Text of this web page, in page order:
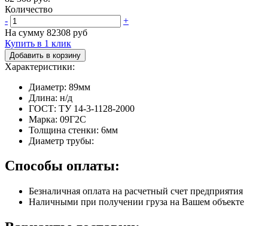
Количество
-
+
На сумму 82308 руб
Купить в 1 клик
Добавить в корзину
Характеристики:
Диаметр: 89мм
Длина: н/д
ГОСТ: ТУ 14-3-1128-2000
Марка: 09Г2С
Толщина стенки: 6мм
Диаметр трубы:
Способы оплаты:
Безналичная оплата на расчетный счет предприятия
Наличными при получении груза на Вашем объекте